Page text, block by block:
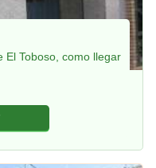
El Toboso, como llegar